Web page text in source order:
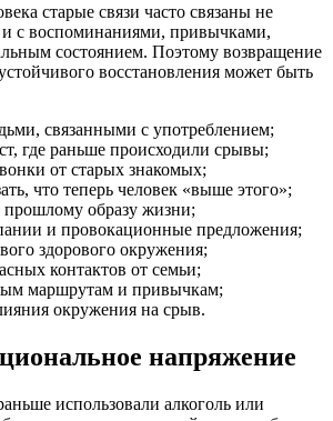
старые связи часто связаны не
с воспоминаниями, привычками,
состоянием. Поэтому возвращение
восстановления может быть
связанными с употреблением;
где раньше происходили срывы;
от старых знакомых;
что теперь человек «выше этого»;
прошлому образу жизни;
и провокационные предложения;
здорового окружения;
контактов от семьи;
маршрутам и привычкам;
окружения на срыв.
напряжение
использовали алкоголь или